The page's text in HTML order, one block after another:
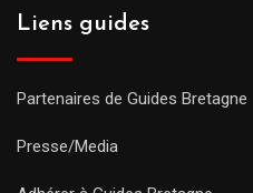
Liens guides
Partenaires de Guides Bretagne
Presse/Media